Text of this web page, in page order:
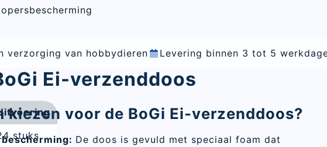
Levering binnen 3 tot 5 werkdagen Vakkundig
stuks
Ei-verzenddoos
kiezen voor de BoGi Ei-verzenddoos?
De doos is gevuld met speciaal foam dat